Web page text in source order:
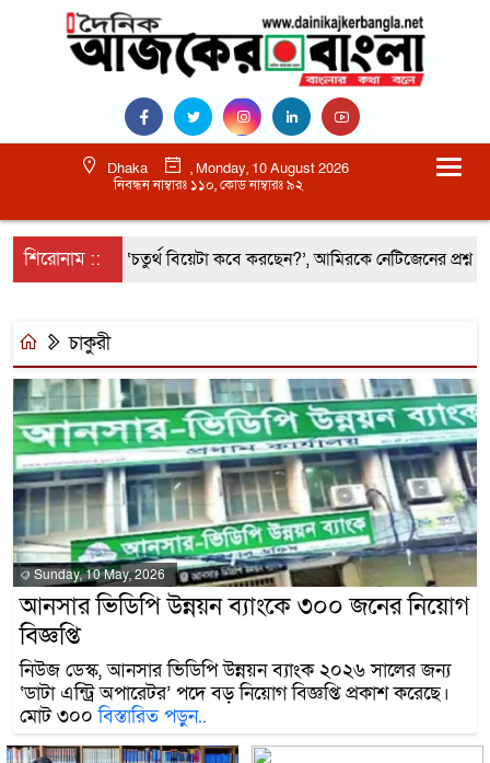
Dhaka
, Monday, 10 August 2026
নিবন্ধন নাম্বারঃ ১১০, কোড নাম্বারঃ ৯২
শিরোনাম :: ‘চতুর্থ বিয়েটা কবে করছেন?’, আমিরকে নেটিজেনের প্রশ্ন
চাকুরী
Sunday, 10 May, 2026
আনসার ভিডিপি উন্নয়ন ব্যাংকে ৩০০ জনের নিয়োগ
বিজ্ঞপ্তি
নিউজ ডেস্ক, আনসার ভিডিপি উন্নয়ন ব্যাংক ২০২৬ সালের জন্য
‘ডাটা এন্ট্রি অপারেটর’ পদে বড় নিয়োগ বিজ্ঞপ্তি প্রকাশ করেছে।
মোট ৩০০বিস্তারিত পড়ুন..